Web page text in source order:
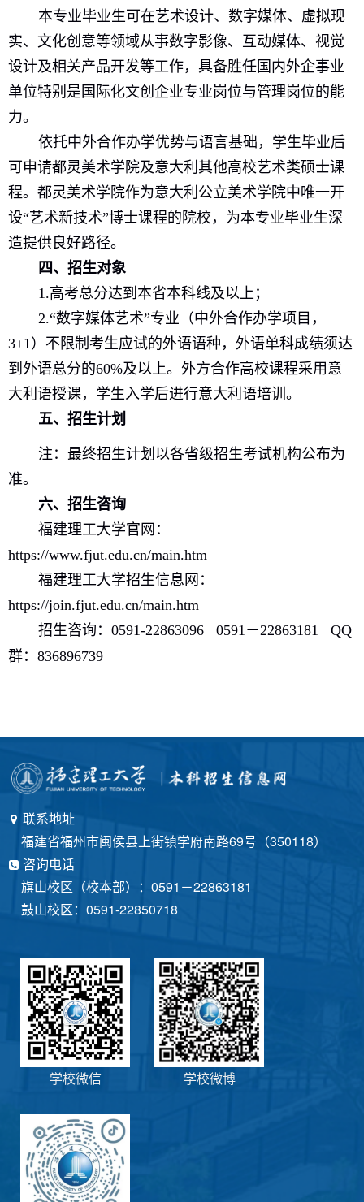
本专业毕业生可在艺术设计、数字媒体、虚拟现
实、文化创意等领域从事数字影像、互动媒体、视觉
设计及相关产品开发等工作，具备胜任国内外企事业
单位特别是国际化文创企业专业岗位与管理岗位的能
力。
依托中外合作办学优势与语言基础，学生毕业后
可申请都灵美术学院及意大利其他高校艺术类硕士课
程。都灵美术学院作为意大利公立美术学院中唯一开
设“艺术新技术”博士课程的院校，为本专业毕业生深
造提供良好路径。
四、招生对象
1.高考总分达到本省本科线及以上；
2.“数字媒体艺术”专业（中外合作办学项目，
3+1）不限制考生应试的外语语种，外语单科成绩须达
到外语总分的60%及以上。 外方合作高校课程采用意
大利语授课，学生入学后进行意大利语培训。
五、招生计划
注：最终招生计划以各省级招生考试机构公布为
准。
六、招生咨询
福建理工大学官网 ：
https://www.fjut.edu.cn/main.htm
福建理工大学招生信息网 ：
https://join.fjut.edu.cn/main.htm
招生咨询：0591-228630960591－22863181 QQ
群： 836896739
联系地址
福建省福州市闽侯县上街镇学府南路69号（350118）
咨询电话
旗山校区（校本部）：0591－22863181
鼓山校区：0591-22850718
学校微信 学校微博